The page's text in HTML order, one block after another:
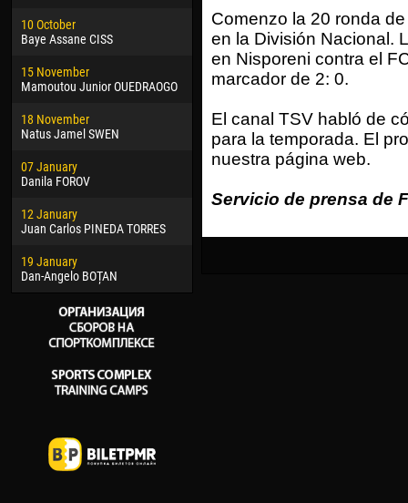
10 October
Baye Assane CISS
15 November
Mamoutou Junior OUEDRAOGO
18 November
Natus Jamel SWEN
07 January
Danila FOROV
12 January
Juan Carlos PINEDA TORRES
19 January
Dan-Angelo BOȚAN
02 March
Veaceslav COZMA
09 March
Emmanuel AFETSE
Jayder Moreno ASPRILLA
22 March
Samba KONÉ
26 March
15
24
10
15
Comenzo la 20 ronda
en la División Nacional.
en Nisporeni contra el
marcador de 2: 0.
El canal TSV habló de
para la temporada. El
nuestra página web.
Servicio de prensa de